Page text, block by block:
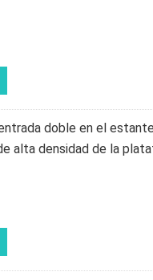
doble en el
alta densidad de la